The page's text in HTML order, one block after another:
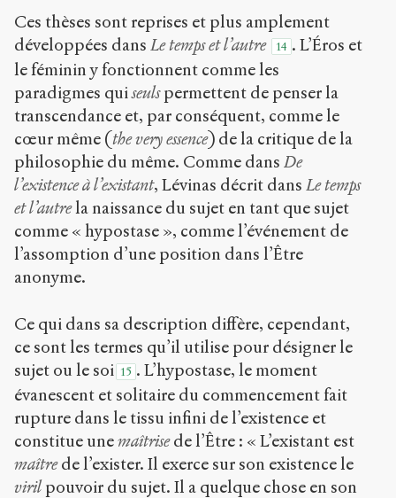
Ces thèses sont reprises et plus amplement
développées dans Le temps et l’autre 14 . L’Éros et
le féminin y fonctionnent comme les
paradigmes quiseulspermettent de penser la
transcendance et, par conséquent, comme le
cœur même (the very essence) de la critique de la
philosophie du même. Comme dans De
l’existence à l’existant, Lévinas décrit dans Le temps
et l’autrela naissance du sujet en tant que sujet
comme « hypostase », comme l’événement de
l’assomption d’une position dans l’Être
anonyme.
Ce qui dans sa description diffère, cependant,
ce sont les termes qu’il utilise pour désigner le
sujet ou le soi 15 . L’hypostase, le moment
évanescent et solitaire du commencement fait
rupture dans le tissu infini de l’existence et
constitue unemaîtrisede l’Être : « L’existant est
maîtrede l’exister. Il exerce sur son existence le
virilpouvoir du sujet. Il a quelque chose en son